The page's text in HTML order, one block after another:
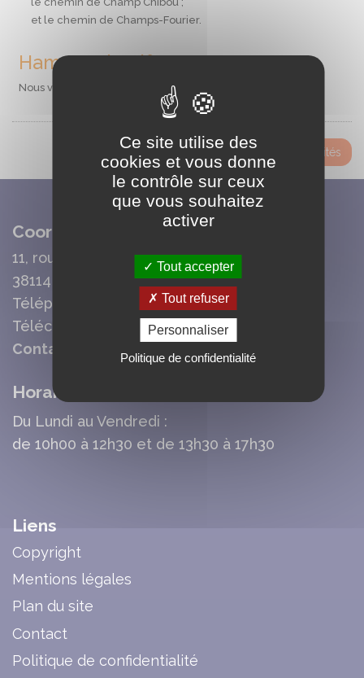
et le chemin de Champs-Fourier.
Hameau de Rif-Jany
Nous vous remercions pour votre compréhension.
Toutes les actualités
Coordonnées Mairie
11, route de la Cour Basse
38114 Vaujany
Téléphone : 04 76 80 70 95
Télécopie : 04 76 80 78 37
Contact mail
Horaires d'Ouverture Mairie
Du Lundi au Vendredi :
de 10h00 à 12h30 et de 13h30 à 17h30
Liens
Copyright
Mentions légales
Plan du site
Contact
Politique de confidentialité
Ce site utilise des
cookies et vous donne
le contrôle sur ceux
que vous souhaitez
activer
Tout accepter
Tout refuser
Personnaliser
Politique de confidentialité